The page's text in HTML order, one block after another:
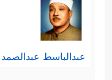
عبدالباسط عبدالصمد